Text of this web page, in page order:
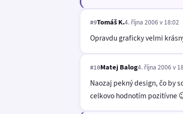
#9Tomáš K.4. října 2006 v 18:02
Opravdu graficky velmi
#10Matej Balog4. října 2006 v
Naozaj pekný design, čo by
celkovo hodnotím pozitívne